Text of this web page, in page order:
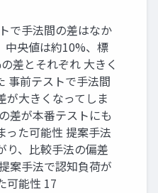
で手法間の差はなか
中央値は約10%、標
差とそれぞれ 大きく
事前テストで手法間
が大きくなってしま
差が本番テストにも
った可能性 提案手法
り、比較手法の偏差
案手法で認知負荷が
可能性 17